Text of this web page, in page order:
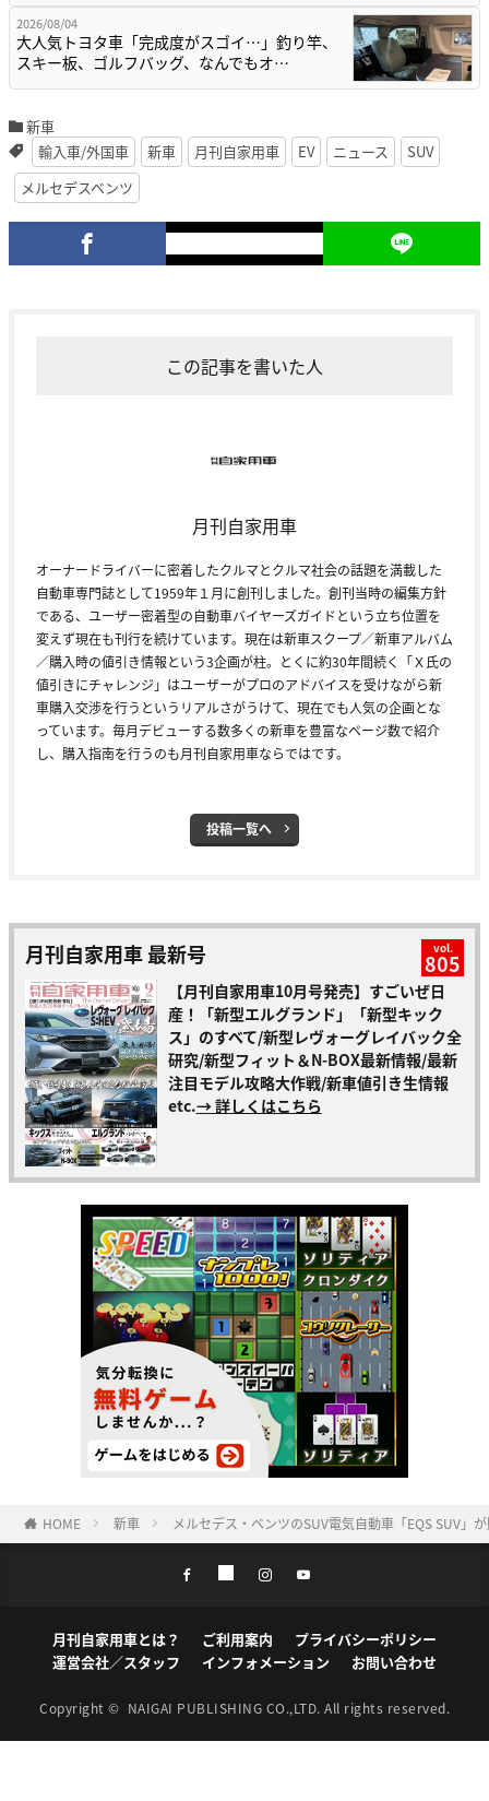
2026/08/04
大人気トヨタ車「完成度がスゴイ…」釣り竿、
スキー板、ゴルフバッグ、なんでもオ…
新車
輸入車/外国車
新車 月刊自家用車 EV ニュース
SUV
メルセデスベンツ
この記事を書いた人
月刊自家用車
オーナードライバーに密着したクルマとクルマ社会の話題を満載した
自動車専門誌として1959年１月に創刊しました。創刊当時の編集方針
である、ユーザー密着型の自動車バイヤーズガイドという立ち位置を
変えず現在も刊行を続けています。現在は新車スクープ／新車アルバム
／購入時の値引き情報という3企画が柱。とくに約30年間続く「Ｘ氏の
値引きにチャレンジ」はユーザーがプロのアドバイスを受けながら新
車購入交渉を行うというリアルさがうけて、現在でも人気の企画とな
っています。毎月デビューする数多くの新車を豊富なページ数で紹介
し、購入指南を行うのも月刊自家用車ならではです。
投稿一覧へ
月刊自家用車 最新号 vol.
805
【月刊自家用車10月号発売】すごいぜ日
産！「新型エルグランド」「新型キック
ス」のすべて/新型レヴォーグレイバック全
研究/新型フィット＆N-BOX最新情報/最新
注目モデル攻略大作戦/新車値引き生情報
etc.→ 詳しくはこちら
HOME 新車 メルセデス・ベンツのSUV電気自動車「EQS SUV
月刊自家用車とは？ ご利用案内
プライバシーポリシー
運営会社／スタッフ
インフォメーション お問い合わせ
Copyright © NAIGAI PUBLISHING CO.,LTD. All rights reserved.